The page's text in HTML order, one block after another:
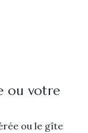
ou votre
ou le gîte